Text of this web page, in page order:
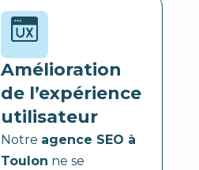
Amélioration
de l’expérience
utilisateur
Notre agence SEO à
Toulon ne se